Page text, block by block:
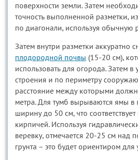
поверхности земли. Затем
точность выполненной разметки,
по диагонали, используя обычную
Затем внутри разметки аккуратно
плодородной почвы (15-20 см),
использовать для огорода. Затем в
строения и по периметру
расстояние между которыми
метра. Для тумб вырываются ямы в
ширину до 50 см, что
кирпичей. Используя
веревку, отмечается 20-25 см над
грунта – это будет ориентиром для